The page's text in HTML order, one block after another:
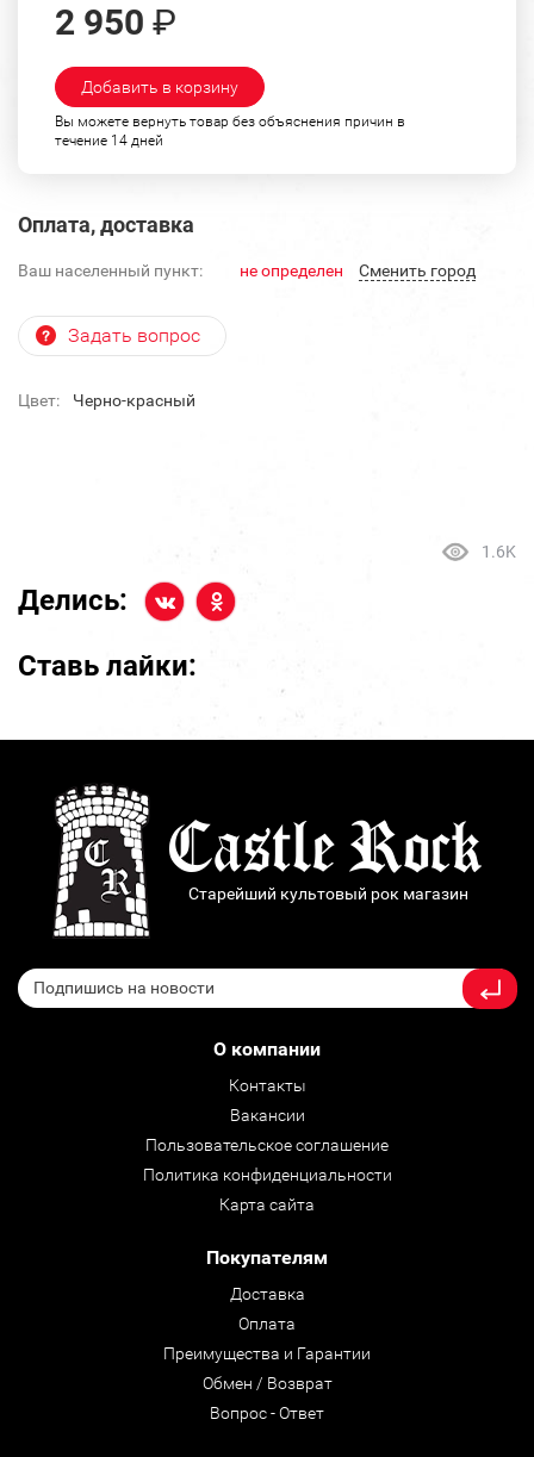
2 950 ₽
Добавить в корзину
Вы можете вернуть товар без объяснения причин в
течение 14 дней
Оплата, доставка
Ваш населенный пункт: не определен Cменить город
Задать вопрос
Цвет: Черно-красный
1.6K
Делись:
Ставь лайки:
Старейший культовый рок магазин
О компании
Контакты
Вакансии
Пользовательское соглашение
Политика конфиденциальности
Карта сайта
Покупателям
Доставка
Оплата
Преимущества и Гарантии
Обмен / Возврат
Вопрос - Ответ